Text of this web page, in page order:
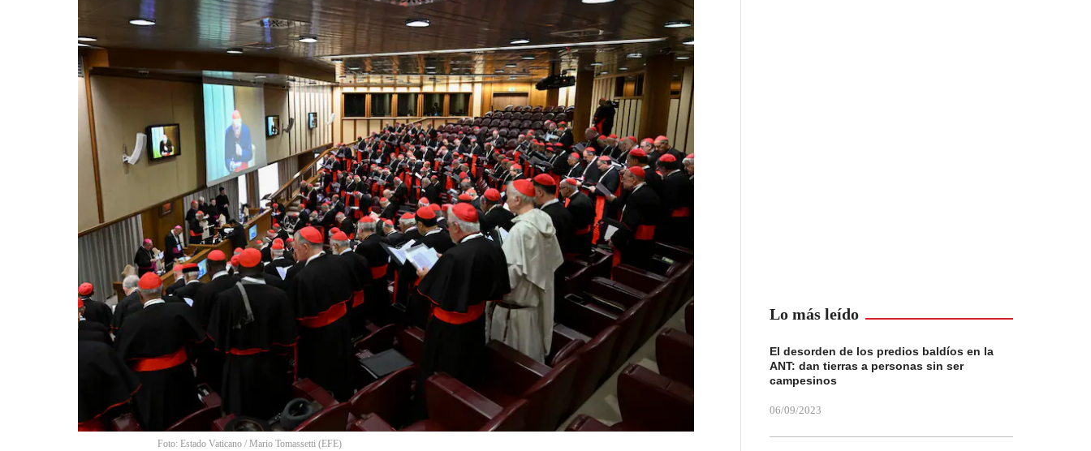
Foto: Estado Vaticano / Mario Tomassetti (EFE)
Lo más leído
El desorden de los predios baldíos en la
ANT: dan tierras a personas sin ser
campesinos
06/09/2023